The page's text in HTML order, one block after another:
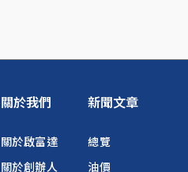
關於我們
關於啟富達
關於創辦人
新聞文章
總覽
油價